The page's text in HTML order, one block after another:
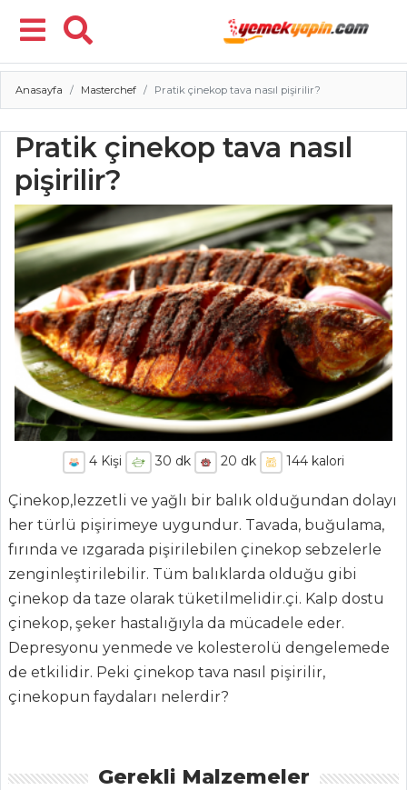
Menü
ANASAYFA
BLOG
Medya
Chefs
Anasayfa Masterchef Pratik çinekop tava nasıl pişirilir?
Pratik çinekop tava nasıl
pişirilir?
4Kişi 30 dk 20 dk 144 kalori
Çinekop,lezzetli ve yağlı bir balık olduğundan dolayı
her türlü pişirimeye uygundur. Tavada, buğulama,
fırında ve ızgarada pişirilebilen çinekop sebzelerle
zenginleştirilebilir. Tüm balıklarda olduğu gibi
çinekop da taze olarak tüketilmelidir.çi. Kalp dostu
çinekop, şeker hastalığıyla da mücadele eder.
Depresyonu yenmede ve kolesterolü dengelemede
de etkilidir. Peki çinekop tava nasıl pişirilir,
çinekopun faydaları nelerdir?
Gerekli Malzemeler